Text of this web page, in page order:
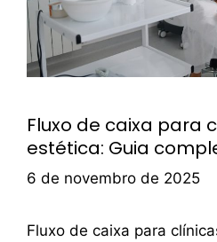
Fluxo de caixa para
estética: Guia
6 de novembro de 2025
Fluxo de caixa para